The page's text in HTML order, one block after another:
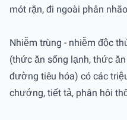
mót rặn, đi ngoài phân
Nhiễm trùng - nhiễm độc
(thức ăn sống lạnh, thức
đường tiêu hóa) có các
chướng, tiết tả, phân hôi